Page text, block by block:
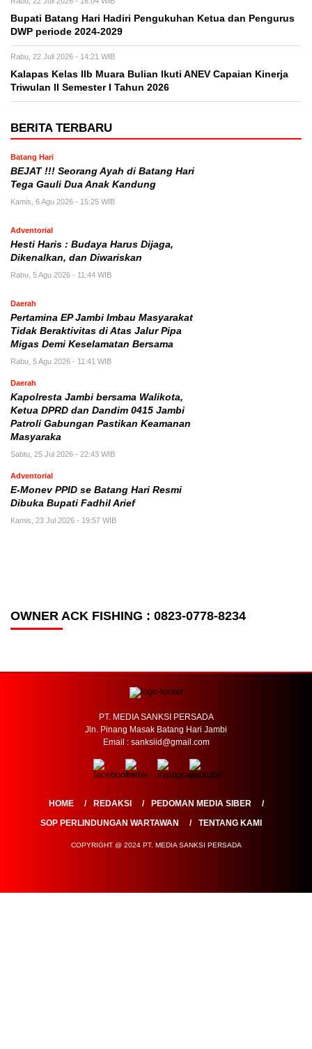
Bupati Batang Hari Hadiri Pengukuhan Ketua dan Pengurus
DWP periode 2024-2029
Rabu, 22 Juli 2026 - 14:21 WIB
Kalapas Kelas IIb Muara Bulian Ikuti ANEV Capaian Kinerja
Triwulan II Semester I Tahun 2026
BERITA TERBARU
Batang Hari
BEJAT !!! Seorang Ayah di Batang Hari
Tega Gauli Dua Anak Kandung
Kamis, 6 Agu 2026 - 15:25 WIB
Adventorial
Hesti Haris : Budaya Harus Dijaga,
Dikenalkan, dan Diwariskan
Rabu, 5 Agu 2026 - 11:44 WIB
Daerah
Pertamina EP Jambi Imbau Masyarakat
Tidak Beraktivitas di Atas Jalur Pipa
Migas Demi Keselamatan Bersama
Rabu, 5 Agu 2026 - 11:41 WIB
Daerah
Kapolresta Jambi bersama Walikota,
Ketua DPRD dan Dandim 0415 Jambi
Patroli Gabungan Pastikan Keamanan
Masyaraka
Sabtu, 25 Jul 2026 - 22:43 WIB
Adventorial
E-Monev PPID se Batang Hari Resmi
Dibuka Bupati Fadhil Arief
Kamis, 23 Jul 2026 - 19:57 WIB
OWNER ACK FISHING : 0823-0778-8234
PT. MEDIA SANKSI PERSADA
Jln. Pinang Masak Batang Hari Jambi
Email : sanksiid@gmail.com
HOME REDAKSI
PEDOMAN MEDIA SIBER
SOP PERLINDUNGAN WARTAWAN
TENTANG KAMI
COPYRIGHT @ 2024 PT. MEDIA SANKSI PERSADA